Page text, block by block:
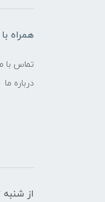
همراه
تماس با
درباره ما
از شنبه تا